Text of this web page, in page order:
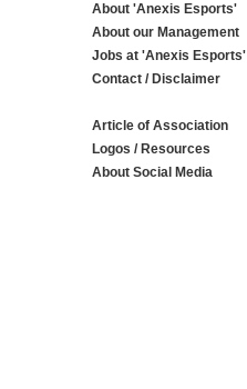
About 'Anexis Esports'
About our Management
Jobs at 'Anexis Esports'
Contact / Disclaimer
Article of Association
Logos / Resources
About Social Media